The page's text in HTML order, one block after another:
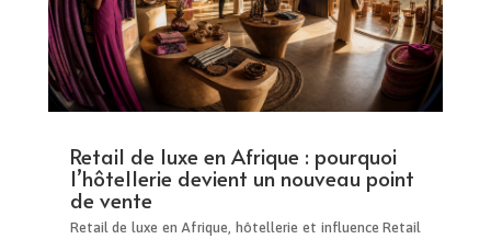
Retail de luxe en Afrique : pourquoi
l’hôtellerie devient un nouveau point
de vente
Retail de luxe en Afrique, hôtellerie et influence Retail